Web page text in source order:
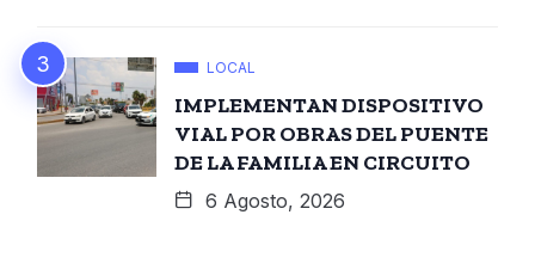
LOCAL
IMPLEMENTAN DISPOSITIVO
VIAL POR OBRAS DEL PUENTE
DE LA FAMILIA EN CIRCUITO
6 Agosto, 2026